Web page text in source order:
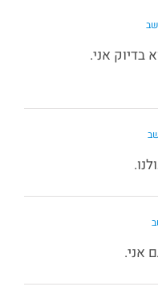
בדיוק אני.
אני.